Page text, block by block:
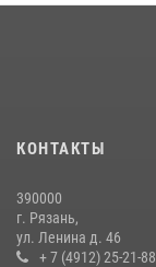
рассказал о службе
Для детей
экскурсию по
КОНТАКТЫ
390000
г. Рязань,
ул. Ленина д. 46
+ 7 (4912) 25-21-88